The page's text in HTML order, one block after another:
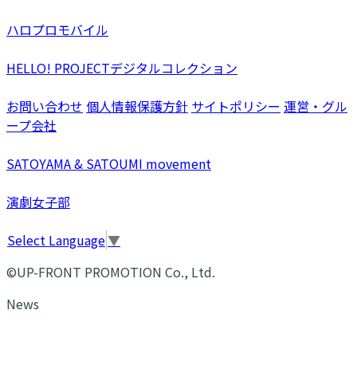
ハロプロモバイル
HELLO! PROJECTデジタルコレクション
お問い合わせ 個人情報保護方針 サイトポリシー 運営・グル
ープ会社
SATOYAMA & SATOUMI movement
演劇女子部
Select Language▼
©UP-FRONT PROMOTION Co., Ltd.
News